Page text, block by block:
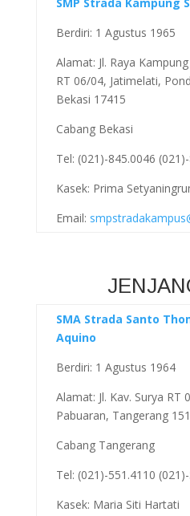
Berdiri: 1 Agustus 1965
Alamat: Jl. Raya
RT 06/04, Jatimelati,
Bekasi 17415
Cabang Bekasi
Tel: (021)-845.0046
Kasek: Prima
Email:
SMA Strada Santo
Aquino
Berdiri: 1 Agustus 1964
Alamat: Jl. Kav. Surya RT
Pabuaran, Tangerang
Cabang Tangerang
Tel: (021)-551.4110
Kasek: Maria Siti Hartati